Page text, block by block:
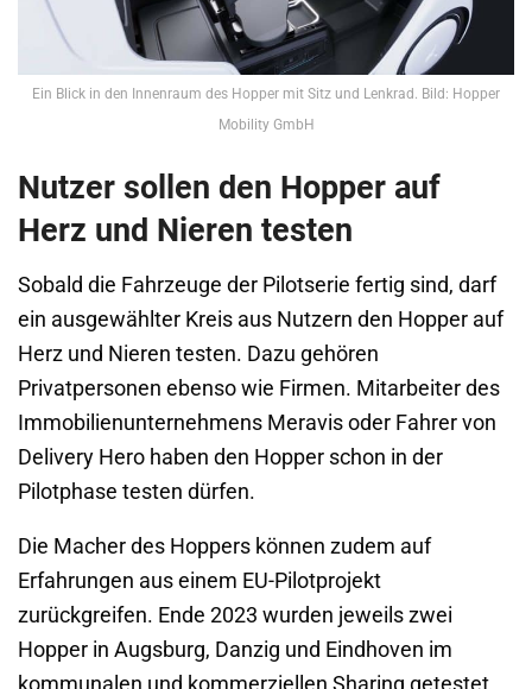
Ein Blick in den Innenraum des Hopper mit Sitz und Lenkrad. Bild: Hopper
Mobility GmbH
Nutzer sollen den Hopper auf
Herz und Nieren testen
Sobald die Fahrzeuge der Pilotserie fertig sind, darf
ein ausgewählter Kreis aus Nutzern den Hopper auf
Herz und Nieren testen. Dazu gehören
Privatpersonen ebenso wie Firmen. Mitarbeiter des
Immobilienunternehmens Meravis oder Fahrer von
Delivery Hero haben den Hopper schon in der
Pilotphase testen dürfen.
Die Macher des Hoppers können zudem auf
Erfahrungen aus einem EU-Pilotprojekt
zurückgreifen. Ende 2023 wurden jeweils zwei
Hopper in Augsburg, Danzig und Eindhoven im